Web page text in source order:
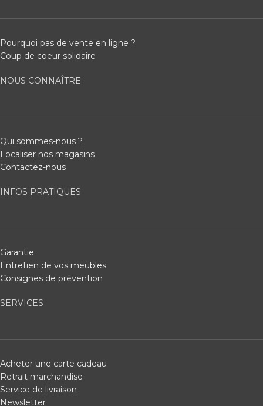
Pourquoi pas de vente en ligne ?
Coup de coeur solidaire
NOUS CONNAÎTRE
Qui sommes-nous ?
Localiser nos magasins
Contactez-nous
INFOS PRATIQUES
Garantie
Entretien de vos meubles
Consignes de prévention
SERVICES
Acheter une carte cadeau
Retrait marchandise
Service de livraison
Newsletter